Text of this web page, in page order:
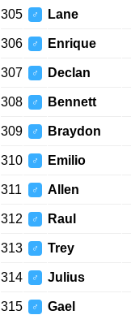
305 ♂ Lane
306 ♂ Enrique
307 ♂ Declan
308 ♂ Bennett
309 ♂ Braydon
310 ♂ Emilio
311 ♂ Allen
312 ♂ Raul
313 ♂ Trey
314 ♂ Julius
315 ♂ Gael